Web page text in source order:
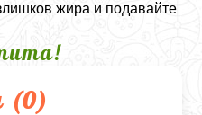
жира и подавайте
(0)